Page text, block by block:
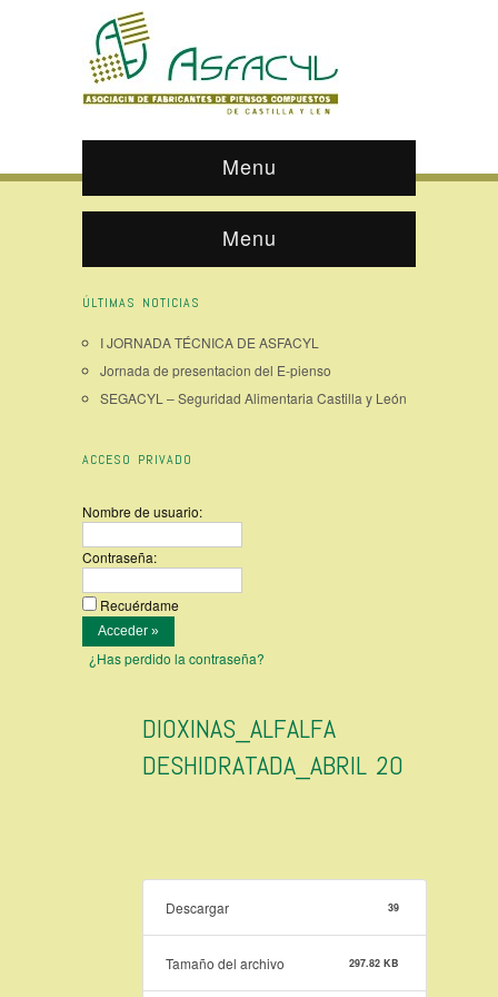
Menu
Menu
ÚLTIMAS NOTICIAS
I JORNADA TÉCNICA DE ASFACYL
Jornada de presentacion del E-pienso
SEGACYL – Seguridad Alimentaria Castilla y León
ACCESO PRIVADO
Nombre de usuario:
Contraseña:
Recuérdame
¿Has perdido la contraseña?
DIOXINAS_ALFALFA
DESHIDRATADA_ABRIL 20
Descargar 39
Tamaño del archivo 297.82 KB